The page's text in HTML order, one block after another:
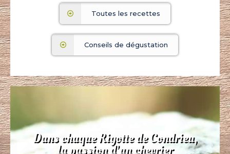
Toutes les recettes
Conseils de dégustation
Dans chaque Rigotte de Condrieu,
la passion d’un chevrier